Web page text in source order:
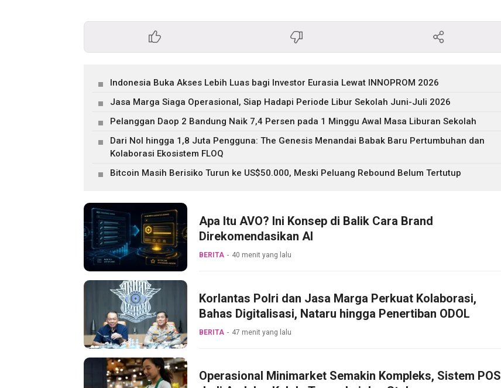
Indonesia Buka Akses Lebih Luas bagi Investor Eurasia Lewat INNOPROM 2026
Jasa Marga Siaga Operasional, Siap Hadapi Periode Libur Sekolah Juni-Juli 2026
Pelanggan Daop 2 Bandung Naik 7,4 Persen pada 1 Minggu Awal Masa Liburan Sekolah
Dari Nol hingga 1,8 Juta Pengguna: The Genesis Menandai Babak Baru Pertumbuhan dan
Kolaborasi Ekosistem FLOQ
Bitcoin Masih Berisiko Turun ke US$50.000, Meski Peluang Rebound Belum Tertutup
Apa Itu AVO? Ini Konsep di Balik Cara Brand
Direkomendasikan AI
BERITA 40 menit yang lalu
Korlantas Polri dan Jasa Marga Perkuat Kolaborasi,
Bahas Digitalisasi, Nataru hingga Penertiban ODOL
BERITA 47 menit yang lalu
Operasional Minimarket Semakin Kompleks, Sistem POS